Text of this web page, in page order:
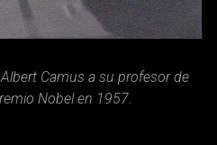
Camus a su profesor de
Nobel en 1957.